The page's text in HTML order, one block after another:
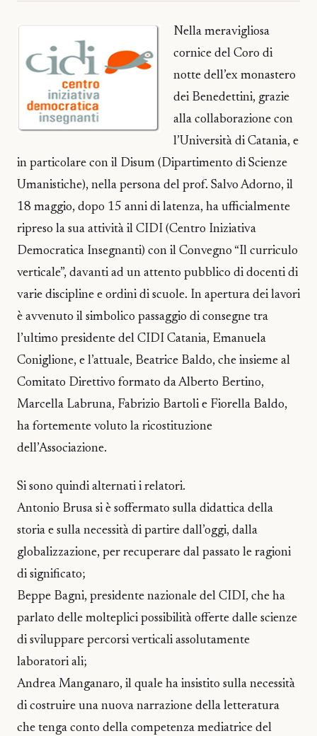
Nella meravigliosa
cornice del Coro di
notte dell’ex monastero
dei Benedettini, grazie
alla collaborazione con
l’Università di Catania, e
in particolare con il Disum (Dipartimento di Scienze
Umanistiche), nella persona del prof. Salvo Adorno, il
18 maggio, dopo 15 anni di latenza, ha ufficialmente
ripreso la sua attività il CIDI (Centro Iniziativa
Democratica Insegnanti) con il Convegno “Il curriculo
verticale”, davanti ad un attento pubblico di docenti di
varie discipline e ordini di scuole. In apertura dei lavori
è avvenuto il simbolico passaggio di consegne tra
l’ultimo presidente del CIDI Catania, Emanuela
Coniglione, e l’attuale, Beatrice Baldo, che insieme al
Comitato Direttivo formato da Alberto Bertino,
Marcella Labruna, Fabrizio Bartoli e Fiorella Baldo,
ha fortemente voluto la ricostituzione
dell’Associazione.
Si sono quindi alternati i relatori.
Antonio Brusa si è soffermato sulla didattica della
storia e sulla necessità di partire dall’oggi, dalla
globalizzazione, per recuperare dal passato le ragioni
di significato;
Beppe Bagni, presidente nazionale del CIDI, che ha
parlato delle molteplici possibilità offerte dalle scienze
di sviluppare percorsi verticali assolutamente
laboratori ali;
Andrea Manganaro, il quale ha insistito sulla necessità
di costruire una nuova narrazione della letteratura
che tenga conto della competenza mediatrice del